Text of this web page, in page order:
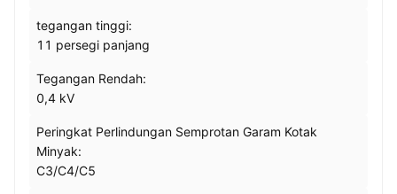
tegangan tinggi:
11 persegi panjang
Tegangan Rendah:
0,4 kV
Peringkat Perlindungan Semprotan Garam Kotak
Minyak:
C3/C4/C5